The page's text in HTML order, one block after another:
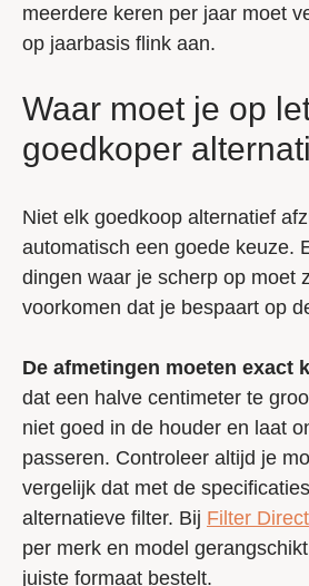
meerdere keren per jaar moet
op jaarbasis flink aan.
Waar moet je op
goedkoper
Niet elk goedkoop alternatief
automatisch een goede keuze.
dingen waar je scherp op moet
voorkomen dat je bespaart op
De afmetingen moeten exact
dat een halve centimeter te
niet goed in de houder en laat
passeren. Controleer altijd je
vergelijk dat met de
alternatieve filter. Bij Filter Direct
per merk en model
juiste formaat bestelt.